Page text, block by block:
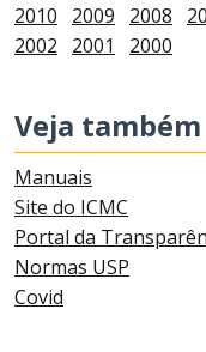
2010
2009 2008
2002
2001 2000
Veja também
Manuais
Site do ICMC
Portal da
Normas USP
Covid